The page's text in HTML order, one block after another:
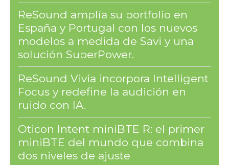
ReSound amplía su portfolio en
España y Portugal con los nuevos
modelos a medida de Savi y una
solución SuperPower.
ReSound Vivia incorpora Intelligent
Focus y redefine la audición en
ruido con IA.
Oticon Intent miniBTE R: el primer
miniBTE del mundo que combina
dos niveles de ajuste